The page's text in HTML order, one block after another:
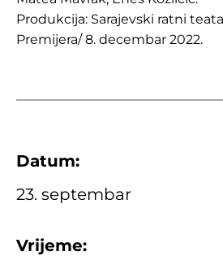
Produkcija: Sarajevski ratni
Premijera/ 8. decembar 2022.
Datum:
23. septembar
Vrijeme: